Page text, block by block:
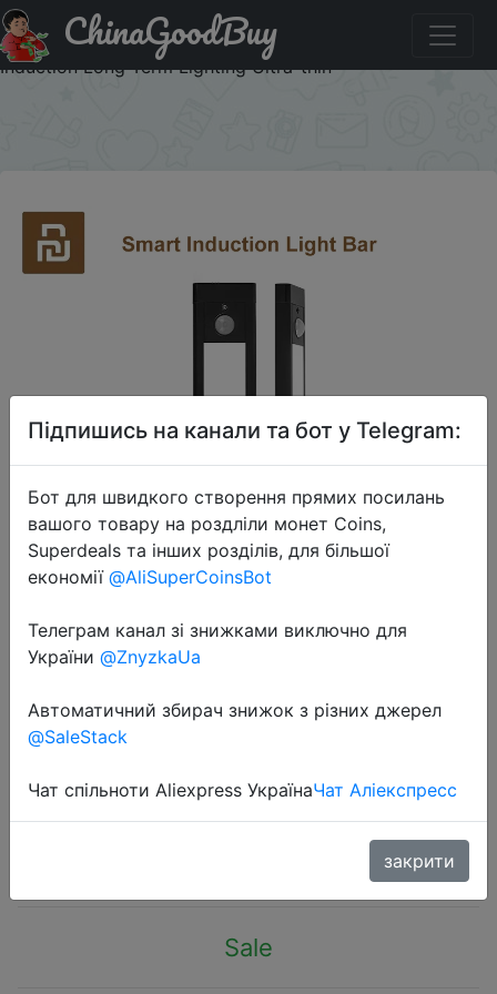
Придбати по знижці Youpin HUIZUO Smart Induction
Magnetic Night Light Bar Track Light Motion Sensing Light
Induction Long Term Lighting Ultra-thin
ChinaGoodBuy
2022-09-29
Magnetic Night Light Bar Track
Light Motion Sensing Light Induction
Long Term Lighting Ultra-thin
Sale
Підпишись на канали та бот у Telegram:
Бот для швидкого створення прямих посилань
вашого товару на роздліли монет Coins,
Superdeals та інших розділів, для більшої
економії @AliSuperCoinsBot
Телеграм канал зі знижками виключно для
України @ZnyzkaUa
Автоматичний збирач знижок з різних джерел
@SaleStack
Чат спільноти Aliexpress УкраїнаЧат Аліекспресс
закрити